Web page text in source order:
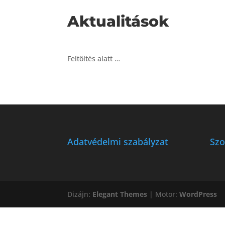
Aktualitások
Feltöltés alatt …
Adatvédelmi szabályzat
Dizájn: Elegant Themes | Motor:WordPress